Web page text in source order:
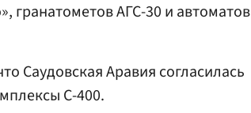
гранатометов АГС-30 и автоматов
Саудовская Аравия согласилась
С-400.